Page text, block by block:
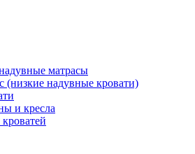
матрасы
(низкие надувные кровати)
и кресла